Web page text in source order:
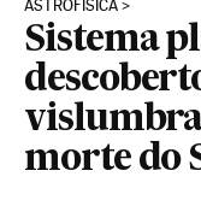
ASTROFÍSICA
Sistema
morte do